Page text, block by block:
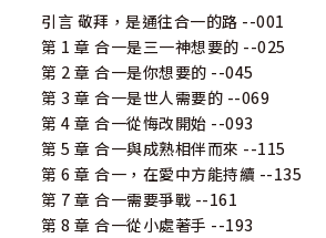
˙ 教會的能力和見證，從我們的合一而來
˙ 合一需要付出代價，但也會帶來祝福
引言 敬拜，是通往合一的路 --001
第 1 章 合一是三一神想要的 --025
第 2 章 合一是你想要的 --045
第 3 章 合一是世人需要的 --069
第 4 章 合一從悔改開始 --093
第 5 章 合一與成熟相伴而來 --115
第 6 章 合一，在愛中方能持續 --135
第 7 章 合一需要爭戰 --161
第 8 章 合一從小處著手 --193